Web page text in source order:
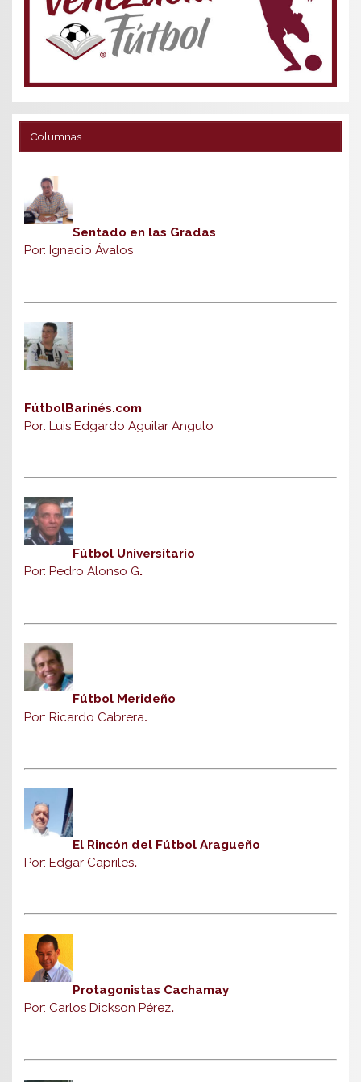
Columnas
Sentado en las Gradas
Por: Ignacio Ávalos
FútbolBarinés.com
Por: Luis Edgardo Aguilar Angulo
Fútbol Universitario
Por: Pedro Alonso G.
Fútbol Merideño
Por: Ricardo Cabrera.
El Rincón del Fútbol Aragueño
Por: Edgar Capriles.
Protagonistas Cachamay
Por: Carlos Dickson Pérez.